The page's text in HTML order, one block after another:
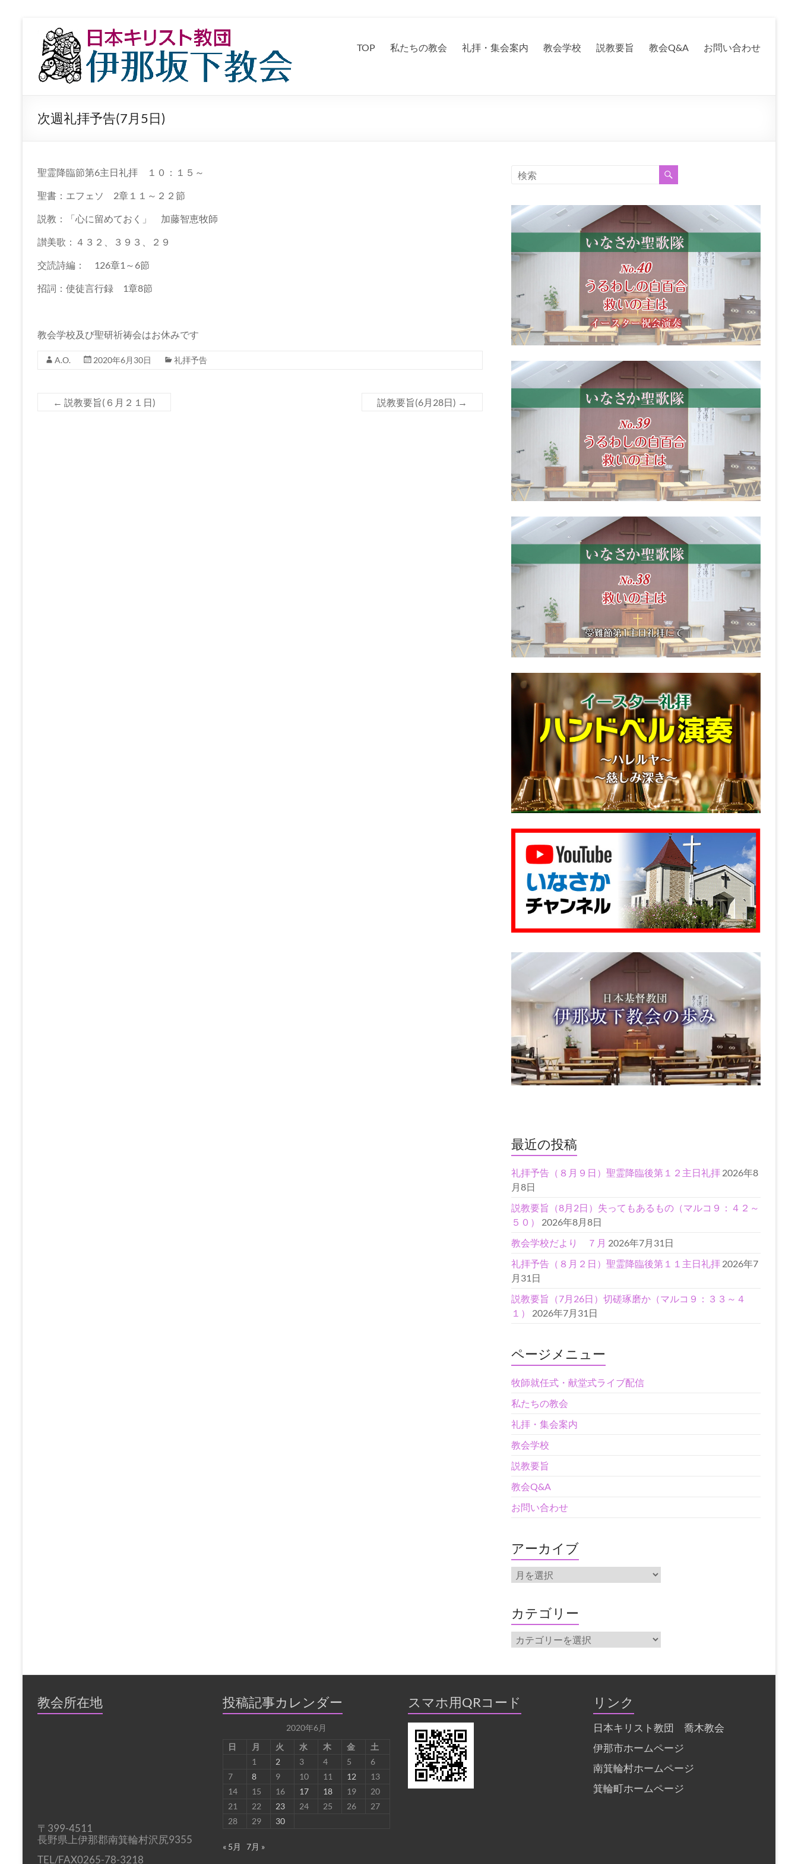
日
本
キ
リ
ス
教
団
伊
那
坂
下
会
TOP 私たちの教会 礼拝・集会案内 教会学校 説教要旨 教会Q&A お問い合わせ
次週礼拝予告(7月5日)
聖霊降臨節第6主日礼拝 １０：１５～
聖書：エフェソ 2章１１～２２節
説教：「心に留めておく」 加藤智恵牧師
讃美歌：４３２、３９３、２９
交読詩編： 126章1～6節
招詞：使徒言行録 1章8節
教会学校及び聖研祈祷会はお休みです
A.O. 2020年6月30日 礼拝予告
← 説教要旨(６月２１日) 説教要旨(6月28日) →
最近の投稿
礼拝予告（８月９日）聖霊降臨後第１２主日礼拝 2026年8
月8日
説教要旨（8月2日）失ってもあるもの（マルコ９：４２～
５０）
2026年8月8日
教会学校だより ７月 2026年7月31日
礼拝予告（８月２日）聖霊降臨後第１１主日礼拝 2026年7
月31日
説教要旨（7月26日）切磋琢磨か（マルコ９：３３～４
１）
2026年7月31日
ページメニュー
牧師就任式・献堂式ライブ配信
私たちの教会
礼拝・集会案内
教会学校
説教要旨
教会Q&A
お問い合わせ
アーカイブ
ア
ー
イ
ブ
カテゴリー
カ
テ
教会所在地
〒399-4511
長野県上伊那郡南箕輪村沢尻9355
TEL/FAX0265-78-3218
投稿記事カレンダー
2020年6月
日
月 火 水 木 金
土
1
2 3 4 5
6
7
8 9 10 11 12
13
14
15 16 17 18 19
20
21
22 23 24 25 26
27
28
29 30
« 5月 7月 »
スマホ用QRコード リンク
日本キリスト教団 喬木教会
伊那市ホームページ
南箕輪村ホームページ
箕輪町ホームページ